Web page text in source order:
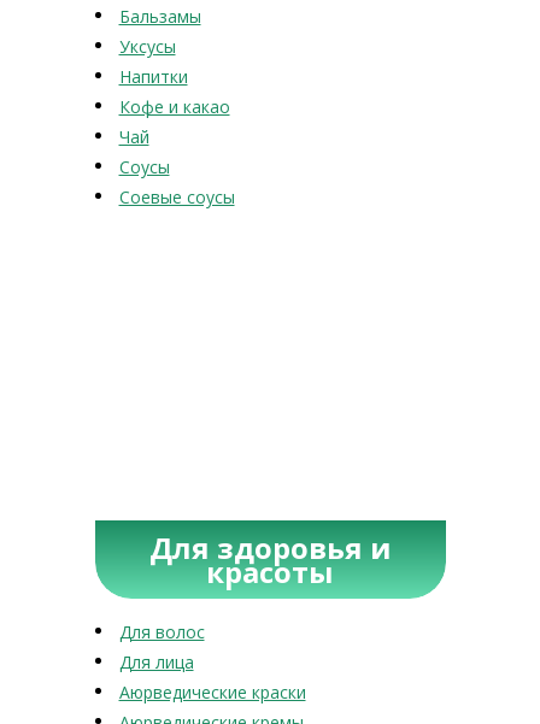
Бальзамы
Уксусы
Напитки
Кофе и какао
Чай
Соусы
Соевые соусы
Для здоровья и
красоты
Для волос
Для лица
Аюрведические краски